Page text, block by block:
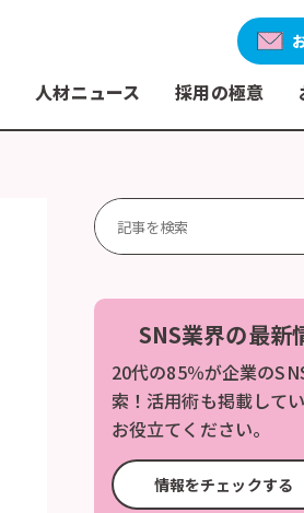
人材ニュース 採用の極意
SNS業界の最新
20代の85％が企業の
索！活用術も掲載してい
お役立てください。
情報をチェックする